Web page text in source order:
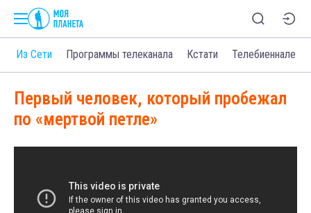
Из Сети Программы телеканала Кстати Телебиеннале
Первый человек, который пробежал
по «мертвой петле»